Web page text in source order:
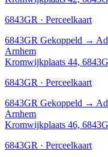
6843GR · Perceelkaart
6843GR Gekoppeld →
Arnhem
Kromwijkplaats 44,
6843GR · Perceelkaart
6843GR Gekoppeld →
Arnhem
Kromwijkplaats 46,
6843GR · Perceelkaart